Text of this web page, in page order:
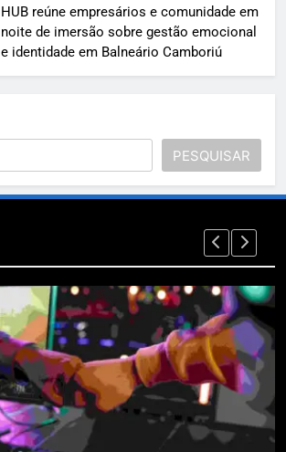
HUB reúne empresários e comunidade em
noite de imersão sobre gestão emocional
e identidade em Balneário Camboriú
PESQUISAR